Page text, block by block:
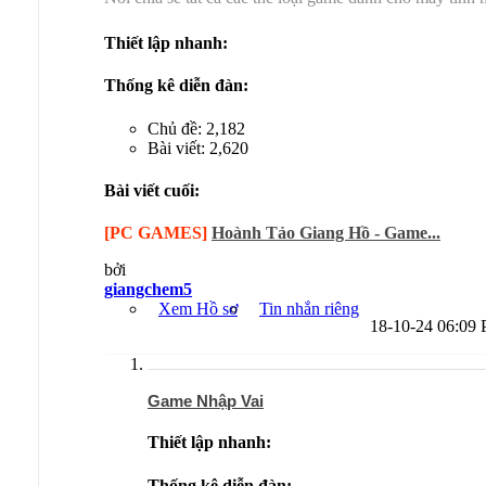
Thiết lập nhanh:
Thống kê diễn đàn:
Chủ đề: 2,182
Bài viết: 2,620
Bài viết cuối:
[PC GAMES] Hoành Tảo Giang Hồ - Game...
bởi
giangchem5
Xem Hồ sơ
Tin nhắn riêng
18-10-24 06:09
Game Nhập Vai
Thiết lập nhanh: